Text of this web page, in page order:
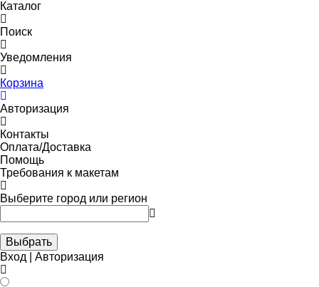
Каталог
Поиск
Уведомления
Корзина
Авторизация
Контакты
Оплата/Доставка
Помощь
Требования к макетам
Выберите город или регион
Выбрать
Вход | Авторизация